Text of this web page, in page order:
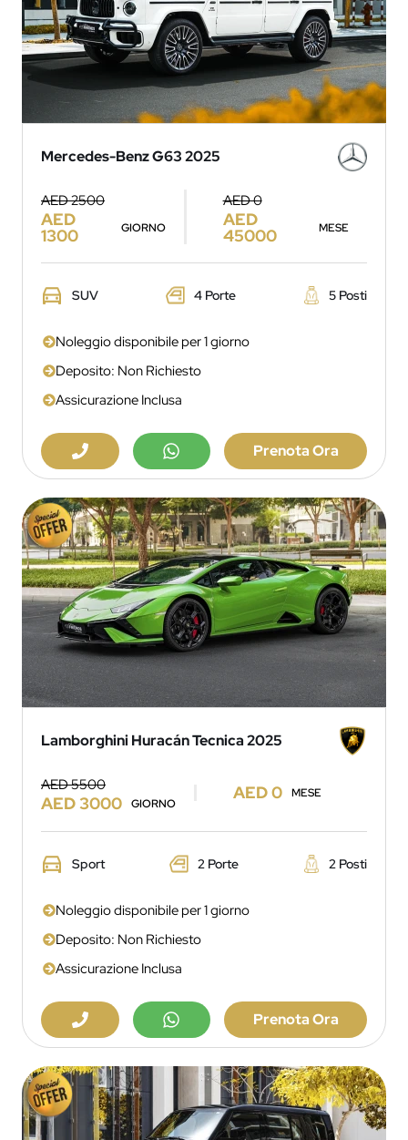
Mercedes-Benz G63 2025
AED 2500
AED
1300 GIORNO
AED 0
AED
45000 MESE
SUV 4 Porte 5 Posti
Noleggio disponibile per 1 giorno
Deposito: Non Richiesto
Assicurazione Inclusa
Prenota Ora
Lamborghini Huracán Tecnica 2025
AED 5500
AED 3000 GIORNO
AED 0 MESE
Sport 2 Porte 2 Posti
Noleggio disponibile per 1 giorno
Deposito: Non Richiesto
Assicurazione Inclusa
Prenota Ora